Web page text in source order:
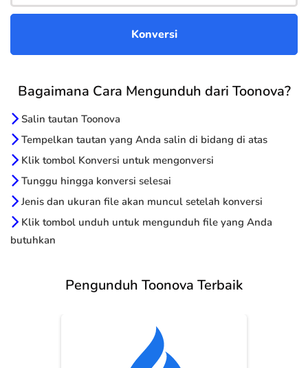
Bagaimana Cara Mengunduh dari Toonova?
Salin tautan Toonova
Tempelkan tautan yang Anda salin di bidang di atas
Klik tombol Konversi untuk mengonversi
Tunggu hingga konversi selesai
Jenis dan ukuran file akan muncul setelah konversi
Klik tombol unduh untuk mengunduh file yang Anda
butuhkan
Pengunduh Toonova Terbaik